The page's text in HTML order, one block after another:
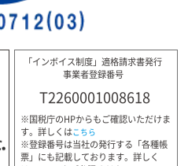
「インボイス制度」適格請求書発行
事業者登録番号
T2260001008618
※国税庁のHPからもご確認いただけま
す。詳しくはこちら
※登録番号は当社の発行する「各種帳
票」にも記載しております。詳しく